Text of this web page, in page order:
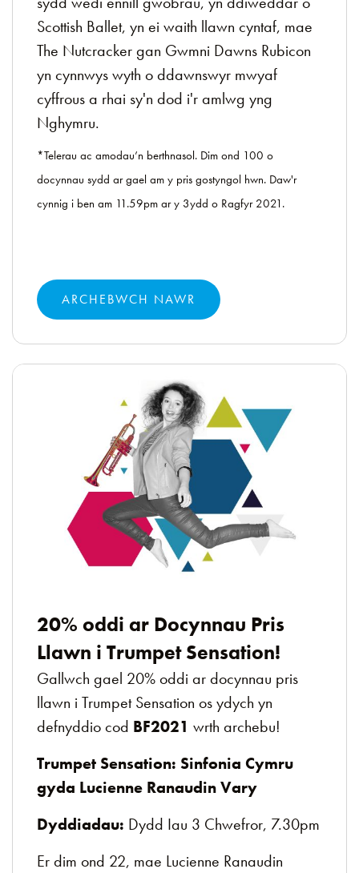
Scottish Ballet, yn ei waith llawn cyntaf, mae
The Nutcracker gan Gwmni Dawns Rubicon
yn cynnwys wyth o ddawnswyr mwyaf
cyffrous a rhai sy'n dod i'r amlwg yng
Nghymru.
*Telerau ac amodau’n berthnasol. Dim ond 100 o
docynnau sydd ar gael am y pris gostyngol hwn. Daw'r
cynnig i ben am 11.59pm ar y 3ydd o Ragfyr 2021.
ARCHEBWCH NAWR
20% oddi ar Docynnau Pris
Llawn i Trumpet Sensation!
Gallwch gael 20% oddi ar docynnau pris
llawn i Trumpet Sensation os ydych yn
defnyddio cod BF2021 wrth archebu!
Trumpet Sensation: Sinfonia Cymru
gyda Lucienne Ranaudin Vary
Dyddiadau: Dydd Iau 3 Chwefror, 7.30pm
Er dim ond 22, mae Lucienne Ranaudin